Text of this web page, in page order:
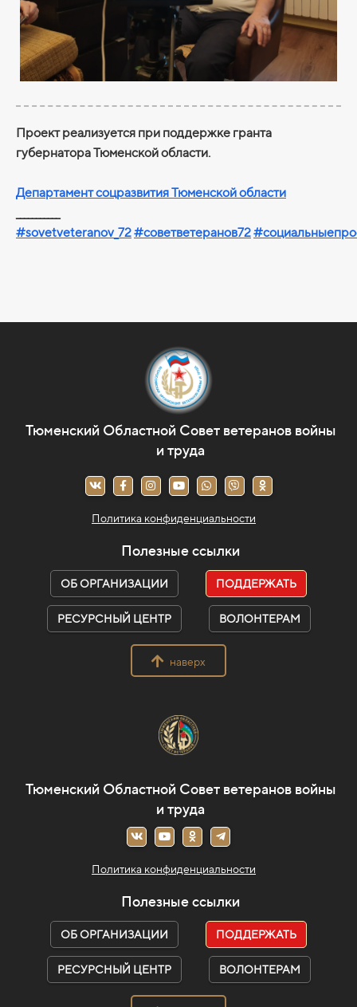
Проект реализуется при поддержке гранта
губернатора Тюменской области.
Департамент соцразвития Тюменской области
#sovetveteranov_72#советветеранов72
Тюменский Областной Совет ветеранов войны
и труда
Политика конфиденциальности
Полезные ссылки
ОБ ОРГАНИЗАЦИИ ПОДДЕРЖАТЬ
РЕСУРСНЫЙ ЦЕНТР ВОЛОНТЕРАМ
наверх
Тюменский Областной Совет ветеранов войны
и труда
Политика конфиденциальности
Полезные ссылки
ОБ ОРГАНИЗАЦИИ ПОДДЕРЖАТЬ
РЕСУРСНЫЙ ЦЕНТР ВОЛОНТЕРАМ